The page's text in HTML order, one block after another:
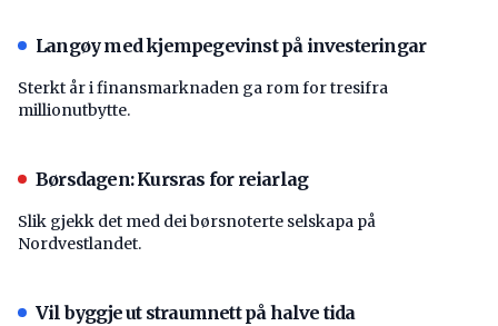
Langøy med kjempegevinst på investeringar
Sterkt år i finansmarknaden ga rom for tresifra
millionutbytte.
Børsdagen: Kursras for reiarlag
Slik gjekk det med dei børsnoterte selskapa på
Nordvestlandet.
Vil byggje ut straumnett på halve tida